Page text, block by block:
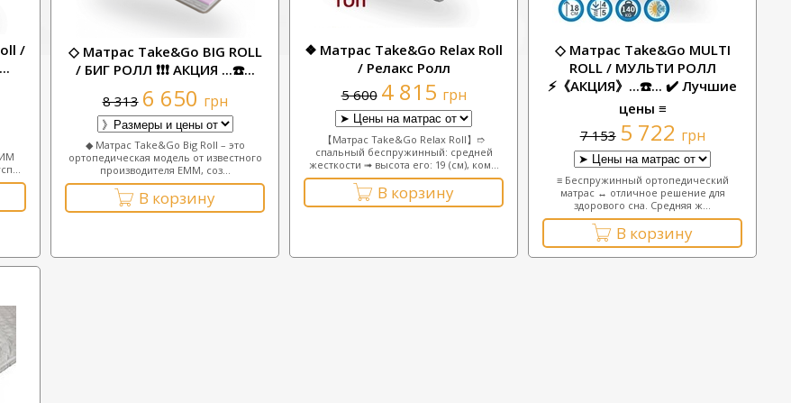
/
◇ Матрас Take&Go BIG ROLL
/ БИГ РОЛЛ ❗❗❗ АКЦИЯ ...☎️...
8 313 6 650 грн
◆ Матрас Take&Go Big Roll – это
ортопедическая модель от известного
производителя ЕММ, соз...
В корзину
❖ Матрас Take&Go Relax Roll
/ Релакс Ролл
5 600 4 815 грн
【Матрас Take&Go Relax Roll】➱
спальный беспружинный: средней
жесткости ➟ высота его: 19 (см), ком...
В корзину
◇ Матрас Take&Go MULTI
ROLL / МУЛЬТИ РОЛЛ
⚡《АКЦИЯ》...☎️... ✔️ Лучшие
цены ≡
7 153 5 722 грн
≡ Беспружинный ортопедический
матрас ↔ отличное решение для
здорового сна. Средняя ж...
В корзину